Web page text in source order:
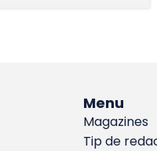
Menu
Magazines
Tip de